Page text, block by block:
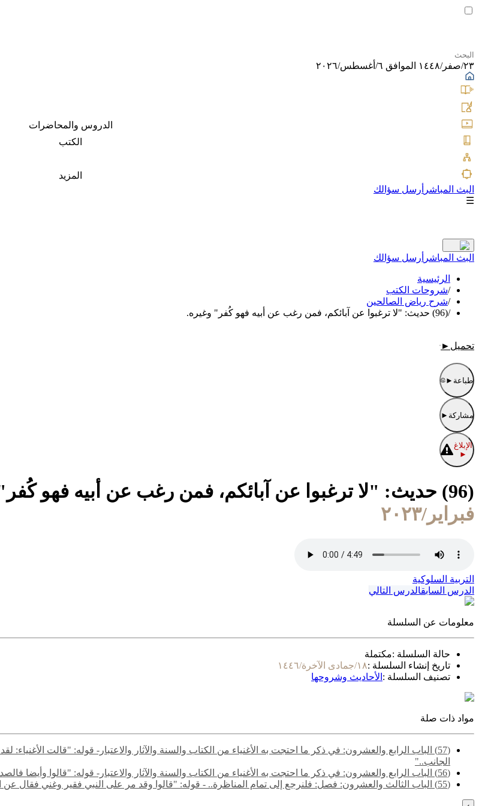
٢٣/صفر/١٤٤٨ الموافق ٦/أغسطس/٢٠٢٦
الدروس والمحاضرات
الكتب
المزيد
البث المباشر أرسل سؤالك
☰
البث المباشر أرسل سؤالك
الرئيسية
/شروحات الكتب
/شرح رياض الصالحين
/(96) حديث: "لا ترغبوا عن آبائكم، فمن رغب عن أبيه فهو كُفر" وغيره.
تحميل ►
طباعة ►
مشاركة ►
الإبلاغ
►
(96) حديث: "لا ترغبوا عن آبائكم، فمن رغب عن أبيه فهو كُفر" وغيره.
فبراير/٢٠٢٣
التربية السلوكية
الدرس السابقالدرس التالي
معلومات عن السلسلة
حالة السلسلة :مكتملة
تاريخ إنشاء السلسلة :١٨/جمادى الآخرة/١٤٤٦
تصنيف السلسلة : الأحاديث وشروحها
مواد ذات صلة
(57) الباب الرابع والعشرون: في ذكر ما احتجت به الأغنياء من الكتاب والسنة والآثار والاعتبار- قوله: "قالت
الجانب.."
(56) الباب الرابع والعشرون: في ذكر ما احتجت به الأغنياء من الكتاب والسنة والآثار والاعتبار- قوله: "قالوا وأيضا فالصدقة والإحسان والإعطاء وصف الرب تعالى وأحب عباده إليه من اتصف بذلك.."
(55) ‌‌الباب الثالث والعشرون: فصل: فلنرجع إلى تمام المناظرة.. - قوله: "قالوا وقد مر على النبي فقير وغني فقال عن الفقير: (هذا خير من ملء الأرض مثل هذا).."